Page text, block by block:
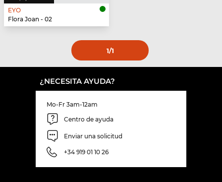
EYO
Flora Joan - 02
1/1
¿NECESITA AYUDA?
Mo-Fr 3am-12am
Centro de ayuda
Enviar una solicitud
+34 919 01 10 26